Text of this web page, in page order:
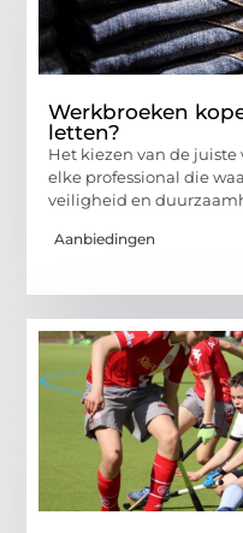
Werkbroeken
letten?
Het kiezen van de juiste
elke professional die
veiligheid en
Aanbiedingen